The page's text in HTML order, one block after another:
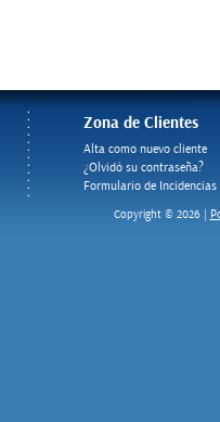
Zona de Clientes
Alta como nuevo cliente
¿Olvidó su contraseña?
Formulario de Incidencias
Copyright © 2026 |